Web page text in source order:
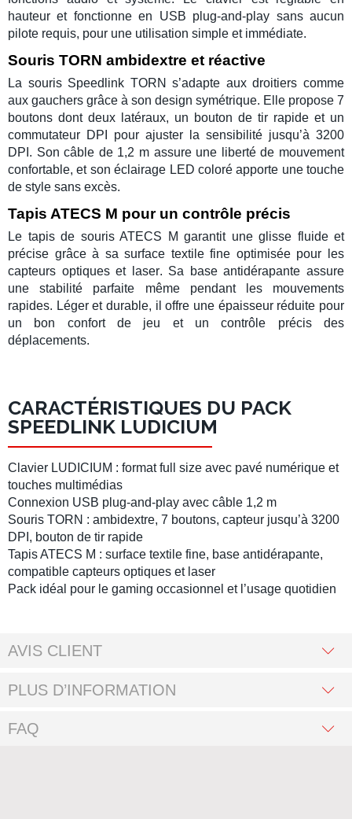
hauteur et fonctionne en USB plug-and-play sans aucun
pilote requis, pour une utilisation simple et immédiate.
Souris TORN ambidextre et réactive
La souris Speedlink TORN s’adapte aux droitiers comme
aux gauchers grâce à son design symétrique. Elle propose 7
boutons dont deux latéraux, un bouton de tir rapide et un
commutateur DPI
pour ajuster la sensibilité jusqu’à 3200
DPI . Son câble de 1,2 m assure une liberté de mouvement
confortable, et son éclairage LED coloré apporte une touche
de style sans excès.
Tapis ATECS M pour un contrôle précis
Le tapis de souris ATECS M garantit une glisse fluide et
précise grâce à sa surface textile fine optimisée pour les
capteurs optiques et laser. Sa baseantidérapante assure
une stabilité parfaite même pendant les mouvements
rapides. Léger et durable, il offre une épaisseur réduite pour
un bon confort de jeu et un contrôle précis des
déplacements.
CARACTÉRISTIQUES DU PACK
SPEEDLINK LUDICIUM
Clavier LUDICIUM : format full size avec pavé numérique et
touches multimédias
Connexion USB plug-and-play avec câble 1,2 m
Souris TORN : ambidextre, 7 boutons, capteur jusqu’à 3200
DPI , bouton de tir rapide
Tapis ATECS M : surface textile fine, base antidérapante,
compatible capteurs optiques et laser
Pack idéal pour le gaming occasionnel et l’usage quotidien
AVIS CLIENT
PLUS D’INFORMATION
FAQ